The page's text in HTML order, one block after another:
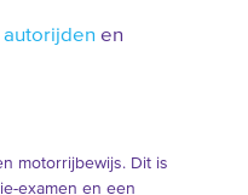
autorijden en
motorrijbewijs. Dit is
examen en een